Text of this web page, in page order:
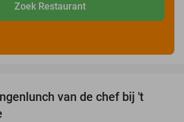
Zoek Restaurant
van de chef bij 't